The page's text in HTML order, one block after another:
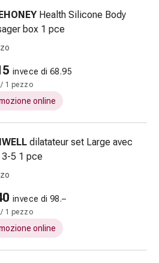
Health Silicone Body
box 1 pce
invece di 68.95
1 pezzo
online
dilatateur set Large avec
5 1 pce
invece di 98.–
1 pezzo
online